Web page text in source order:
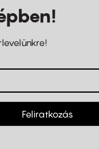
Feliratkozás